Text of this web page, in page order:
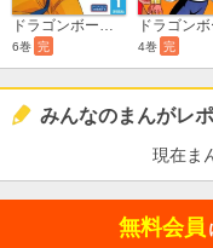
ドラゴンボールZ アニメコミックス 超サイヤ人・ギニュー特戦隊編
6巻 完 4巻 完
みんなのまんがレポ
現在ま
無料会員